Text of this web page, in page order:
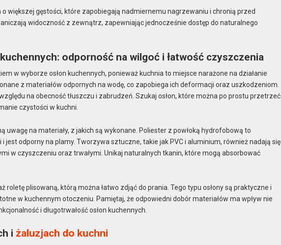
większej gęstości, które zapobiegają nadmiernemu nagrzewaniu i chronią przed
widoczność z zewnątrz, zapewniając jednocześnie dostęp do naturalnego
odporność na wilgoć i łatwość czyszczenia
w wyborze osłon kuchennych, ponieważ kuchnia to miejsce narażone na działanie
z materiałów odpornych na wodę, co zapobiega ich deformacji oraz uszkodzeniom.
na obecność tłuszczu i zabrudzeń. Szukaj osłon, które można po prostu przetrzeć
czystości w kuchni.
uwagę na materiały, z jakich są wykonane. Poliester z powłoką hydrofobową to
jest odporny na plamy. Tworzywa sztuczne, takie jak PVC i aluminium, również nadają się
w czyszczeniu oraz trwałymi. Unikaj naturalnych tkanin, które mogą absorbować
roletę plisowaną, którą można łatwo zdjąć do prania. Tego typu osłony są praktyczne i
w kuchennym otoczeniu. Pamiętaj, że odpowiedni dobór materiałów ma wpływ nie
i długotrwałość osłon kuchennych.
iżaluzjach do kuchni